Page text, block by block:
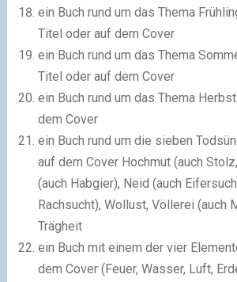
ein Buch rund um das Thema
Titel oder auf dem Cover
ein Buch rund um das Thema
Titel oder auf dem Cover
ein Buch rund um das Thema
dem Cover
ein Buch rund um die sieben
auf dem Cover Hochmut (auch
(auch Habgier), Neid (auch
Rachsucht), Wollust, Völlerei (auch
Trägheit
ein Buch mit einem der vier
dem Cover (Feuer, Wasser, Luft,